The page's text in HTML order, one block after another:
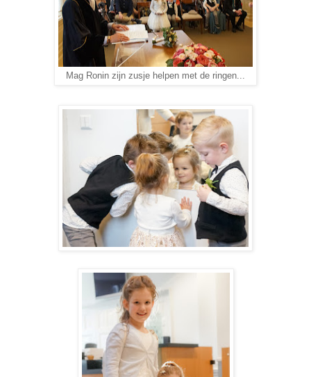
Mag Ronin zijn zusje helpen met de ringen...